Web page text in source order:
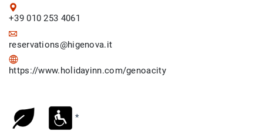
+39 010 253 4061
reservations@higenova.it
https://www.holidayinn.com/genoacity
*